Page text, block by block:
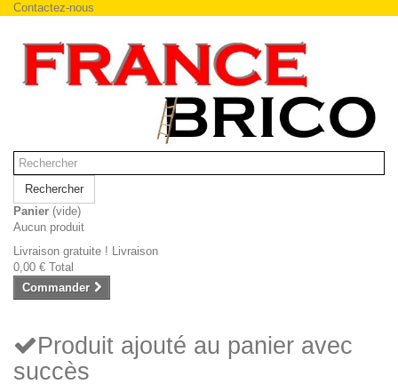
Contactez-nous
Rechercher
Panier (vide)
Aucun produit
Livraison gratuite ! Livraison
0,00 € Total
Commander
Produit ajouté au panier avec
succès